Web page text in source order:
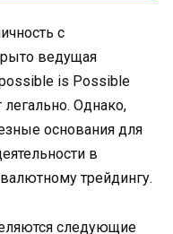
с
ведущая
is Possible
Однако,
основания для
в
трейдингу.
следующие